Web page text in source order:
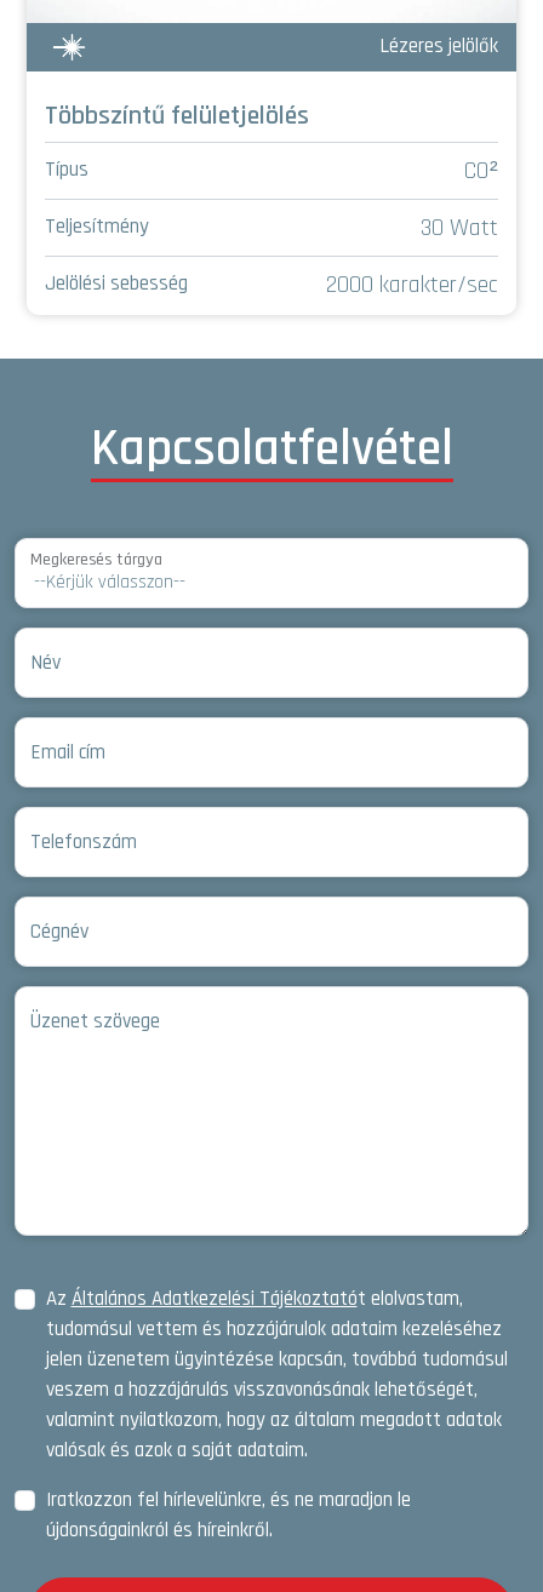
Lézeres jelölők
Többszíntű felületjelölés
Típus CO²
Teljesítmény 30 Watt
Jelölési sebesség 2000 karakter/sec
Kapcsolatfelvétel
Megkeresés tárgya
Név
Email cím
Telefonszám
Cégnév
Üzenet szövege
Az Általános Adatkezelési Tájékoztatót elolvastam,
tudomásul vettem és hozzájárulok adataim kezeléséhez
jelen üzenetem ügyintézése kapcsán, továbbá tudomásul
veszem a hozzájárulás visszavonásának lehetőségét,
valamint nyilatkozom, hogy az általam megadott adatok
valósak és azok a saját adataim.
Iratkozzon fel hírlevelünkre, és ne maradjon le
újdonságainkról és híreinkről.